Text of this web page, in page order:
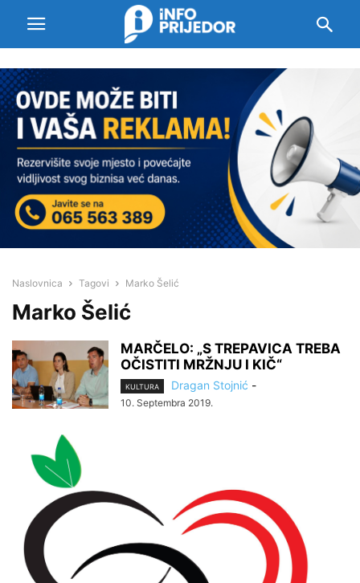
Naslovnica Tagovi Marko Šelić
Marko Šelić
MARČELO: „S TREPAVICA TREBA
OČISTITI MRŽNJU I KIČ“
KULTURA Dragan Stojnić -
10. Septembra 2019.